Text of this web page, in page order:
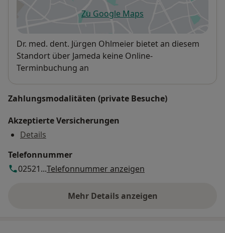
Zu Google Mapsöffnet in einer neuen
Verfügbarkeit
Dr. med. dent. Jürgen Ohlmeier bietet an diesem
Standort über Jameda keine Online-
Terminbuchung an
Zahlungsmodalitäten (private Besuche)
Akzeptierte Versicherungen
Details
Telefonnummer
02521...Telefonnummer anzeigen
Mehr Details anzeigen
über die Adresse